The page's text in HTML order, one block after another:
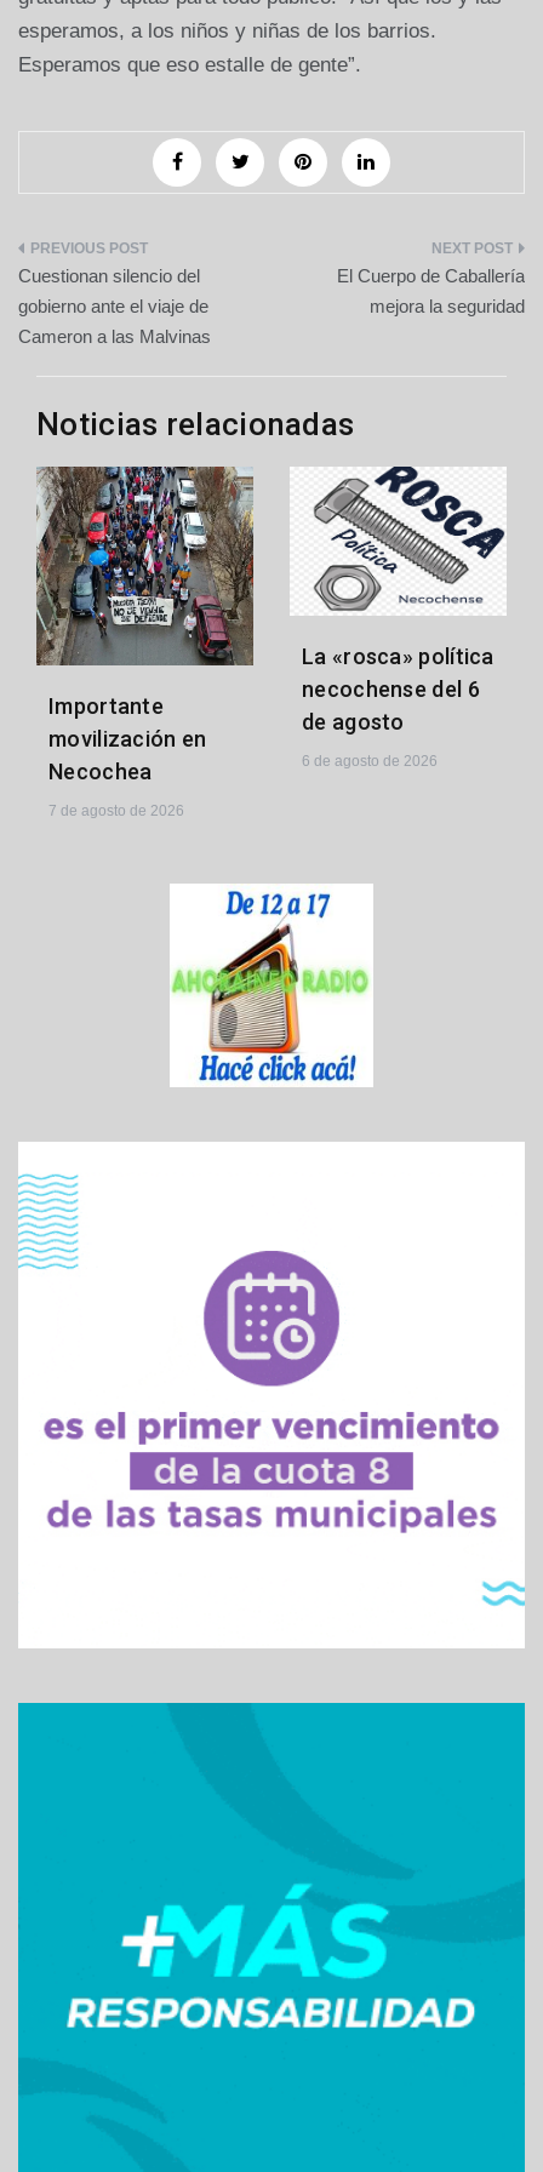
esperamos, a los niños y niñas de los barrios.
Esperamos que eso estalle de gente”.
Navegación
de
entradas
Cuestionan silencio del
gobierno ante el viaje de
Cameron a las Malvinas
El Cuerpo de Caballería
mejora la seguridad
Noticias relacionadas
Importante
movilización en
Necochea
7 de agosto de 2026
La «rosca» política
necochense del 6
de agosto
6 de agosto de 2026